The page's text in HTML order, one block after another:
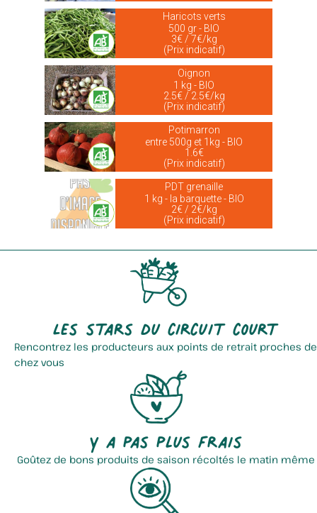
Haricots verts
500 gr - BIO
3€ / 7€/kg
(Prix indicatif)
Oignon
1 kg - BIO
2.5€ / 2.5€/kg
(Prix indicatif)
Potimarron
entre 500g et 1kg - BIO
1.6€
(Prix indicatif)
PDT grenaille
1 kg - la barquette - BIO
2€ / 2€/kg
(Prix indicatif)
Les stars du circuit court
Rencontrez les producteurs aux points de retrait proches de
chez vous
Y a pas plus frais
Goûtez de bons produits de saison récoltés le matin même